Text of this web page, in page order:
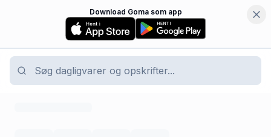
Download Goma som app